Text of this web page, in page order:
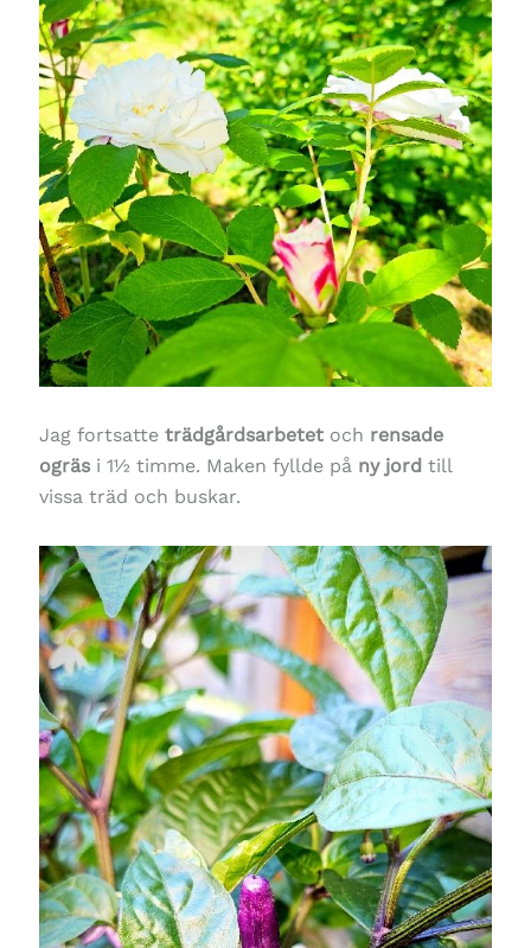
Jag fortsatte trädgårdsarbetetoch rensade
ogräsi 1½ timme. Maken fyllde på ny jord till
vissa träd och buskar.